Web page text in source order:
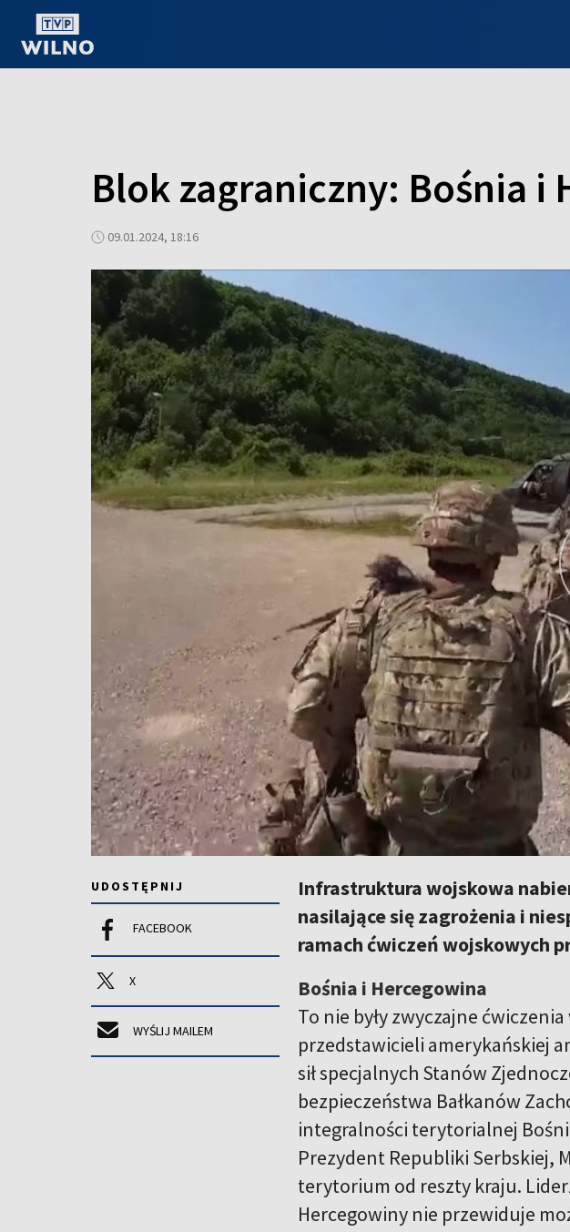
Blok zagraniczny: Bośnia
09.01.2024, 18:16
UDOSTĘPNIJ
FACEBOOK
X
WYŚLIJ MAILEM
Infrastruktura wojskowa
nasilające się zagrożenia i
ramach ćwiczeń wojskowych
Bośnia i Hercegowina
To nie były zwyczajne
przedstawicieli amerykańskiej
sił specjalnych Stanów
bezpieczeństwa Bałkanów
integralności terytorialnej
Prezydent Republiki Serbskiej,
terytorium od reszty kraju.
Hercegowiny nie przewiduje